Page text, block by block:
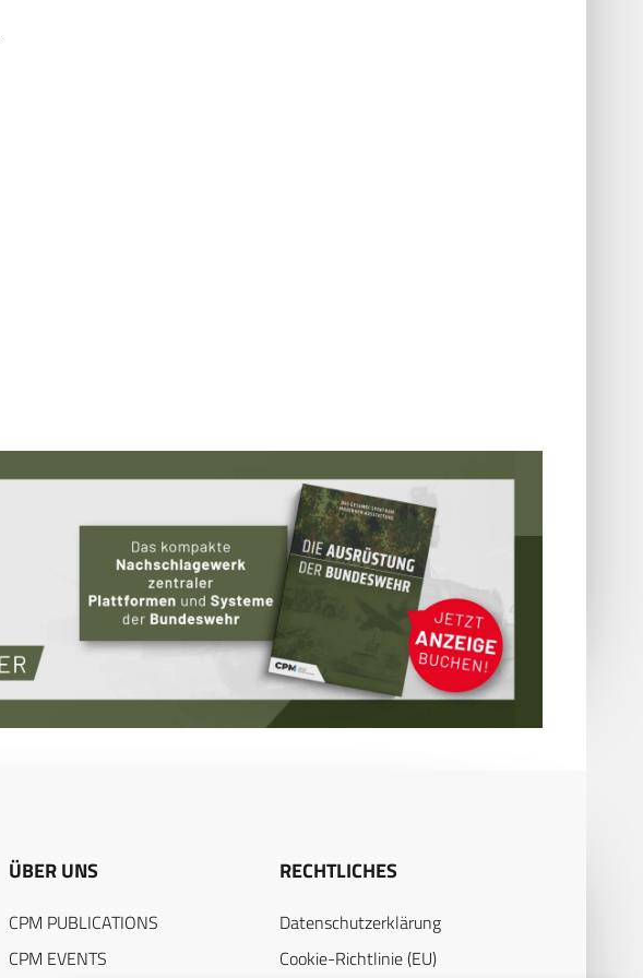
ÜBER UNS
CPM PUBLICATIONS
CPM EVENTS
RECHTLICHES
Datenschutzerklärung
Cookie-Richtlinie (EU)